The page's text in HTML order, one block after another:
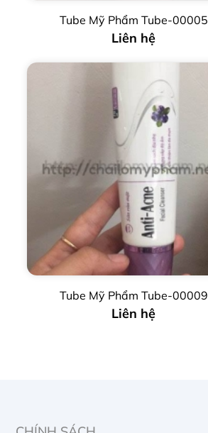
Tube Mỹ Phẩm Tube-00005
Liên hệ
Tube Mỹ Phẩm Tube-00009
Liên hệ